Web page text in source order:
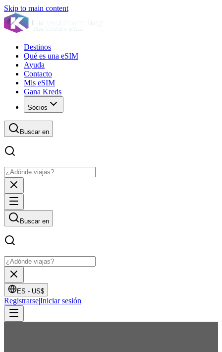
Skip to main content
Destinos
Qué es una eSIM
Ayuda
Contacto
Mis eSIM
Gana Kreds
Socios
Buscar en
Buscar en
ES - US$
Registrarse|Iniciar sesión